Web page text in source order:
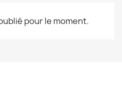
pour le moment.